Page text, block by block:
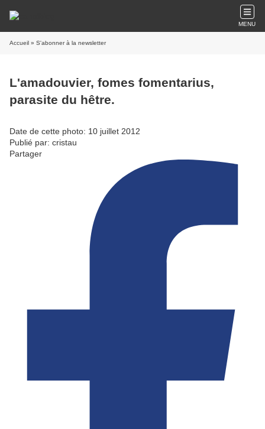
MENU
Accueil » S'abonner à la newsletter
L'amadouvier, fomes fomentarius,
parasite du hêtre.
Date de cette photo: 10 juillet 2012
Publié par: cristau
Partager